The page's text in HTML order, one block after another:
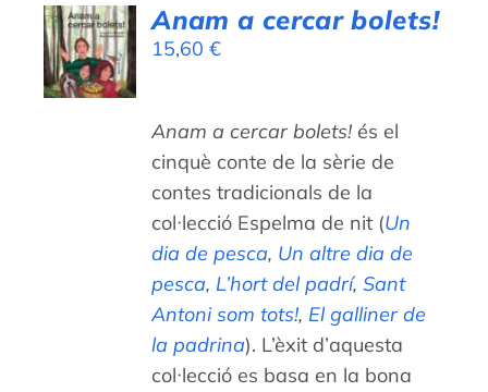
AFEGEIX
A LA
CISTELLA
/
Anam a cercar bolets!
15,60€
Anam a cercar bolets! és el
cinquè conte de la sèrie de
contes tradicionals de la
col·lecció Espelma de nit (Un
dia de pesca, Un altre dia de
pesca, L’hort del padrí,Sant
Antoni som tots!, El galliner de
la padrina). L’èxit d’aquesta
col·lecció es basa en la bona